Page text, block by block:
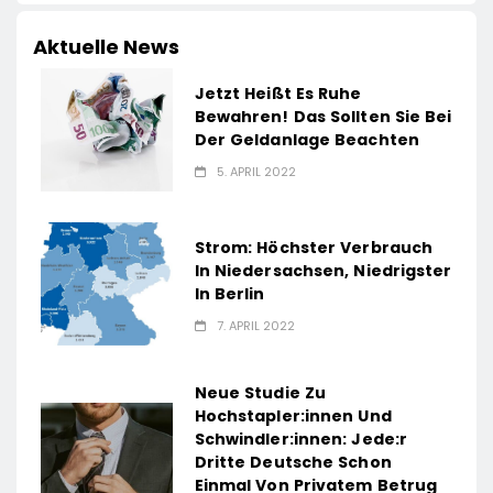
Aktuelle News
Jetzt Heißt Es Ruhe
Bewahren! Das Sollten Sie Bei
Der Geldanlage Beachten
5. APRIL 2022
Strom: Höchster Verbrauch
In Niedersachsen, Niedrigster
In Berlin
7. APRIL 2022
Neue Studie Zu
Hochstapler:innen Und
Schwindler:innen: Jede:r
Dritte Deutsche Schon
Einmal Von Privatem Betrug